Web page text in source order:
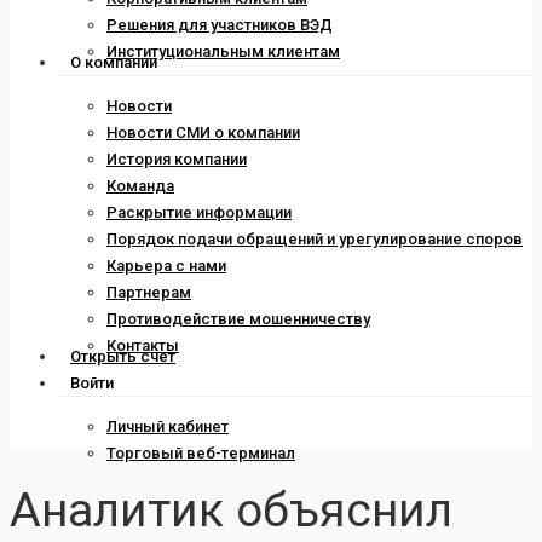
Решения для участников ВЭД
Институциональным клиентам
О компании
Новости
Новости СМИ о компании
История компании
Команда
Раскрытие информации
Порядок подачи обращений и урегулирование споров
Карьера с нами
Партнерам
Противодействие мошенничеству
Контакты
Открыть счет
Войти
Личный кабинет
Торговый веб-терминал
Аналитик объяснил